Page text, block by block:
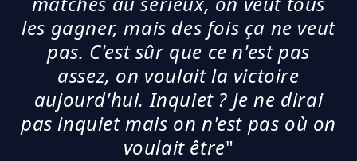
les gagner, mais des fois ça ne veut
pas. C'est sûr que ce n'est pas
assez, on voulait la victoire
aujourd'hui. Inquiet ? Je ne dirai
pas inquiet mais on n'est pas où on
voulait être"